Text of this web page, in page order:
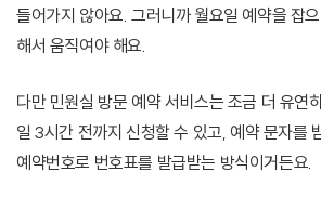
들어가지 않아요. 그러니까 월요일 예약을 잡
해서 움직여야 해요.
다만 민원실 방문 예약 서비스는 조금 더 유연
일 3시간 전까지 신청할 수 있고, 예약 문자를
예약번호로 번호표를 발급받는 방식이거든요.